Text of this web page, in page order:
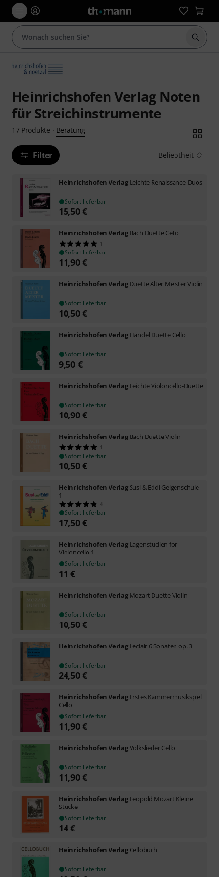
Suche
Heinrichshofen Verlag Noten
für Streichinstrumente
17 Produkte · Beratung
Filter Beliebtheit
Heinrichshofen Verlag Leichte Renaissance-Duos
Sofort lieferbar
15,50€
Heinrichshofen Verlag Bach Duette Cello
1
Sofort lieferbar
11,90€
Heinrichshofen Verlag Duette Alter Meister Violin
Sofort lieferbar
10,50€
Heinrichshofen Verlag Händel Duette Cello
Sofort lieferbar
9,50 €
Heinrichshofen Verlag Leichte Violoncello-Duette
Sofort lieferbar
10,90€
Heinrichshofen Verlag Bach Duette Violin
1
Sofort lieferbar
10,50€
Heinrichshofen Verlag Susi & Eddi Geigenschule
1
4
Sofort lieferbar
17,50€
Heinrichshofen Verlag Lagenstudien for
Violoncello 1
Sofort lieferbar
11 €
Heinrichshofen Verlag Mozart Duette Violin
Sofort lieferbar
10,50€
Heinrichshofen Verlag Leclair 6 Sonaten op. 3
Sofort lieferbar
24,50€
Heinrichshofen Verlag Erstes Kammermusikspiel
Cello
Sofort lieferbar
11,90€
Heinrichshofen VerlagVolkslieder Cello
Sofort lieferbar
11,90€
Heinrichshofen Verlag Leopold Mozart Kleine
Stücke
Sofort lieferbar
14€
Heinrichshofen Verlag Cellobuch
Sofort lieferbar